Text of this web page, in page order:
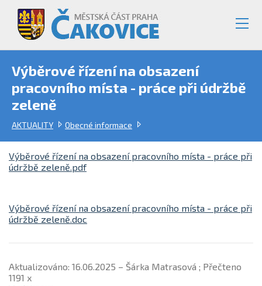
Výběrové řízení na obsazení
pracovního místa - práce při údržbě
zeleně
AKTUALITY Obecné informace
Výběrové řízení na obsazení pracovního místa - práce při
údržbě zeleně.pdf
Výběrové řízení na obsazení pracovního místa - práce při
údržbě zeleně.doc
Aktualizováno: 16.06.2025 – Šárka Matrasová ; Přečteno
1191 x